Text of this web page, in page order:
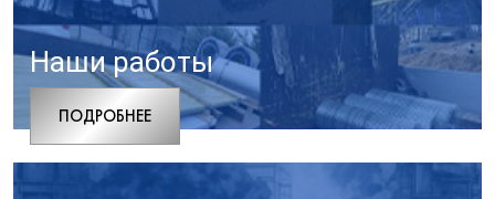
Наши работы
ПОДРОБНЕЕ